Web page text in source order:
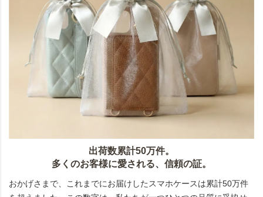
出荷数累計50万件。
多くのお客様に愛される、信頼の証。
おかげさまで、これまでにお届けしたスマホケースは累計50万件